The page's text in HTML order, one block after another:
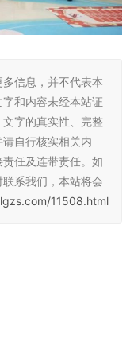
信息，并不代表本
和内容未经本站证
字的真实性、完整
自行核实相关内
任及连带责任。如
系我们，本站将会
11508.html